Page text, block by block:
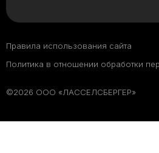
©2026 ООО «ЛАССЕЛСБЕРГЕР»
Правила использования сайта
Политика в отношении обработки